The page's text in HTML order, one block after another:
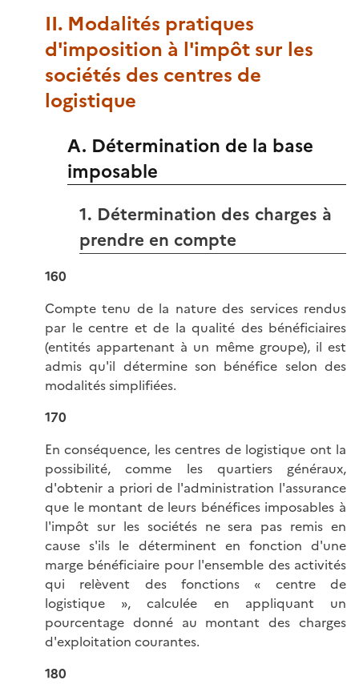
II. Modalités pratiques
d'imposition à l'impôt sur les
sociétés des centres de
logistique
A. Détermination de la base
imposable
1. Détermination des charges à
prendre en compte
160
Compte tenu de la nature des services rendus
par le centre et de la qualité des bénéficiaires
(entités appartenant à un même groupe), il est
admis qu'il détermine son bénéfice selon des
modalités simplifiées.
170
En conséquence, les centres de logistique ont la
possibilité, comme les quartiers généraux,
d'obtenir a priori de l'administration l'assurance
que le montant de leurs bénéfices imposables à
l'impôt sur les sociétés ne sera pas remis en
cause s'ils le déterminent en fonction d'une
marge bénéficiaire pour l'ensemble des activités
qui relèvent des fonctions « centre de
logistique », calculée en appliquant un
pourcentage donné au montant des charges
d'exploitation courantes.
180